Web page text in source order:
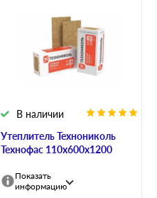
Утеплитель Технониколь
Технофас 110х600х1200
В наличии
Показать
информацию